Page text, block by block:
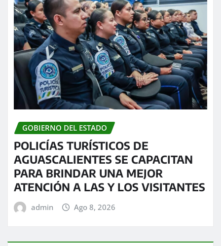
GOBIERNO DEL ESTADO
POLICÍAS TURÍSTICOS DE
AGUASCALIENTES SE CAPACITAN
PARA BRINDAR UNA MEJOR
ATENCIÓN A LAS Y LOS VISITANTES
admin Ago 8, 2026